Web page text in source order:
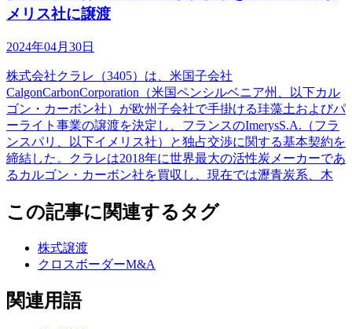
メリス社に譲渡
2024年04月30日
株式会社クラレ（3405）は、米国子会社
CalgonCarbonCorporation（米国ペンシルベニア州、以下カル
ゴン・カーボン社）が欧州子会社で手掛ける珪藻土およびパ
ーライト事業の譲渡を決定し、フランスのImerysS.A.（フラ
ンスパリ、以下イメリス社）と独占交渉に関する基本契約を
締結した。クラレは2018年に世界最大の活性炭メーカーであ
るカルゴン・カーボン社を買収し、現在では瀝青炭系、木
この記事に関連するタグ
株式譲渡
クロスボーダーM&A
関連用語